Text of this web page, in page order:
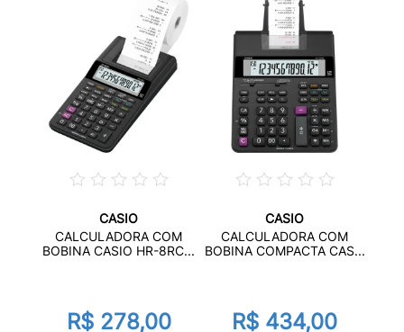
CASIO
CALCULADORA COM
BOBINA CASIO HR-8RC...
R$ 278,00
CASIO
CALCULADORA COM
BOBINA COMPACTA CAS...
R$ 434,00